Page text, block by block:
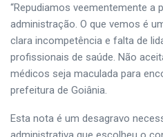
“Repudiamos veementemente
administração. O que vemos é
clara incompetência e falta de
profissionais de saúde. Não
médicos seja maculada para
prefeitura de Goiânia.
Esta nota é um desagravo